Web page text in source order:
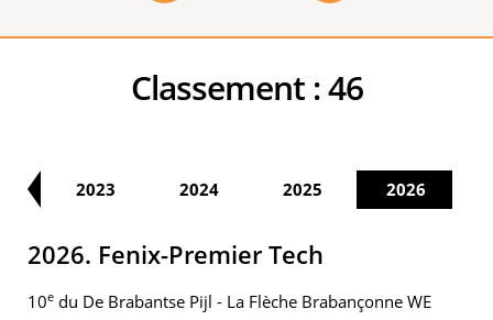
Classement :46
2023 2024 2025 2026
2026. Fenix-Premier Tech
10e du De Brabantse Pijl - La Flèche Brabançonne WE